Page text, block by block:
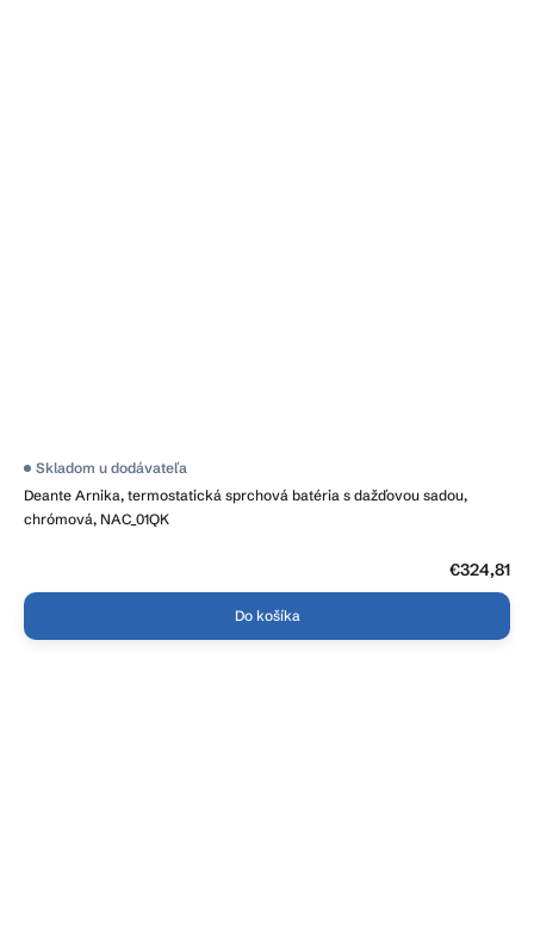
Deante Arnika, termostatická sprchová batéria s dažďovou sadou,
chrómová, NAC_01QK
Skladom u dodávateľa
€324,81
Do košíka